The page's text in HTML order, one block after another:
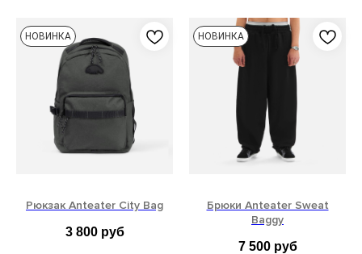
НОВИНКА
Рюкзак Anteater City Bag
3 800 руб
НОВИНКА
Брюки Anteater Sweat
Baggy
7 500 руб